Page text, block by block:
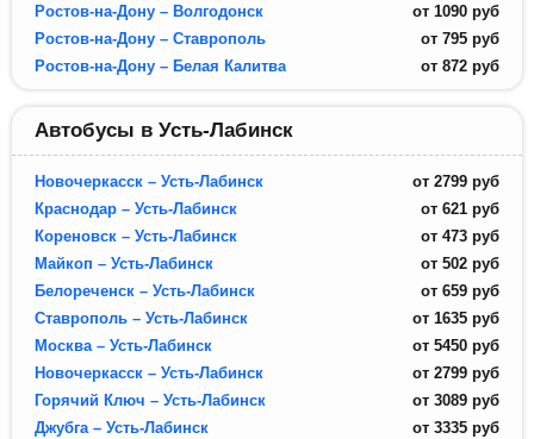
Ростов-на-Дону – Волгодонск
от 1090 руб
Ростов-на-Дону – Ставрополь
от 795 руб
Ростов-на-Дону – Белая Калитва
от 872 руб
Автобусы в Усть-Лабинск
Новочеркасск – Усть-Лабинск от 2799 руб
Краснодар – Усть-Лабинск
от 621 руб
Кореновск – Усть-Лабинск
от 473 руб
Майкоп – Усть-Лабинск
от 502 руб
Белореченск – Усть-Лабинск
от 659 руб
Ставрополь – Усть-Лабинск
от 1635 руб
Москва – Усть-Лабинск
от 5450 руб
Новочеркасск – Усть-Лабинск
от 2799 руб
Горячий Ключ – Усть-Лабинск
от 3089 руб
Джубга – Усть-Лабинск
от 3335 руб